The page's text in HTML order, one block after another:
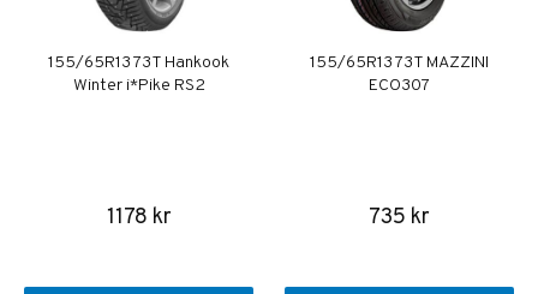
155/65R13 73T Hankook
Winter i*Pike RS2
1178 kr
155/65R13 73T MAZZINI
ECO307
735 kr